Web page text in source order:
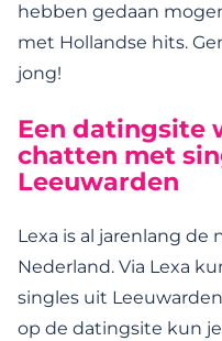
hebben gedaan
met Hollandse hits.
jong!
Een datingsite
chatten met
Leeuwarden
Lexa is al jarenlang de
Nederland. Via Lexa
singles uit
op de datingsite kun